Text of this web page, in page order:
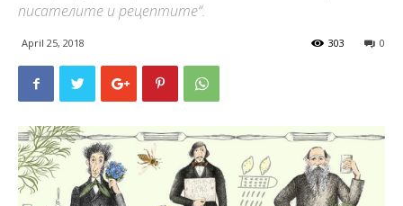
писателите и рецептите“.
April 25, 2018 0
303